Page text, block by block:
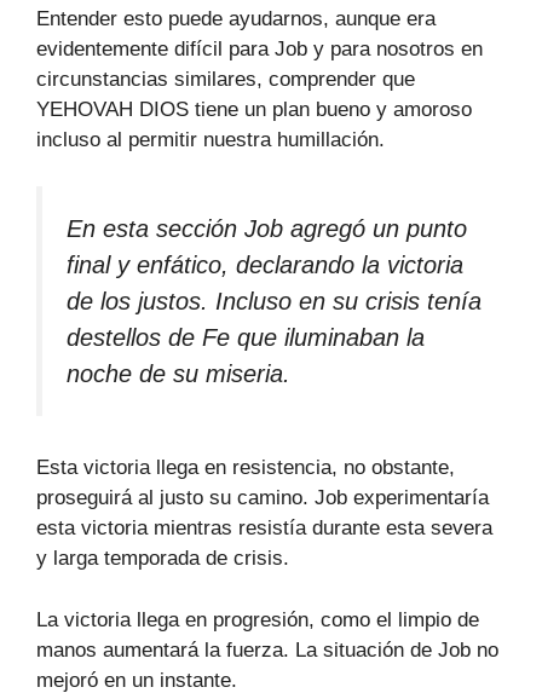
Entender esto puede ayudarnos, aunque era
evidentemente difícil para Job y para nosotros en
circunstancias similares, comprender que
YEHOVAH DIOS tiene un plan bueno y amoroso
incluso al permitir nuestra humillación.
En esta sección Job agregó un punto
final y enfático, declarando la victoria
de los justos. Incluso en su crisis tenía
destellos de Fe que iluminaban la
noche de su miseria.
Esta victoria llega en resistencia, no obstante,
proseguirá al justo su camino. Job experimentaría
esta victoria mientras resistía durante esta severa
y larga temporada de crisis.
La victoria llega en progresión, como el limpio de
manos aumentará la fuerza. La situación de Job no
mejoró en un instante.